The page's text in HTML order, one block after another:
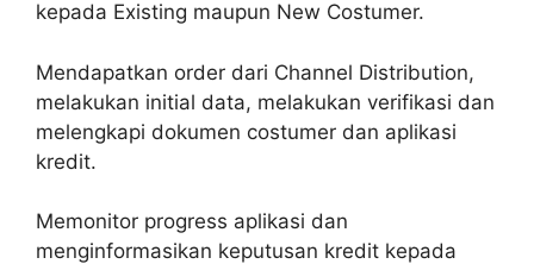
kepada Existing maupun New Costumer.
Mendapatkan order dari Channel Distribution,
melakukan initial data, melakukan verifikasi dan
melengkapi dokumen costumer dan aplikasi
kredit.
Memonitor progress aplikasi dan
menginformasikan keputusan kredit kepada